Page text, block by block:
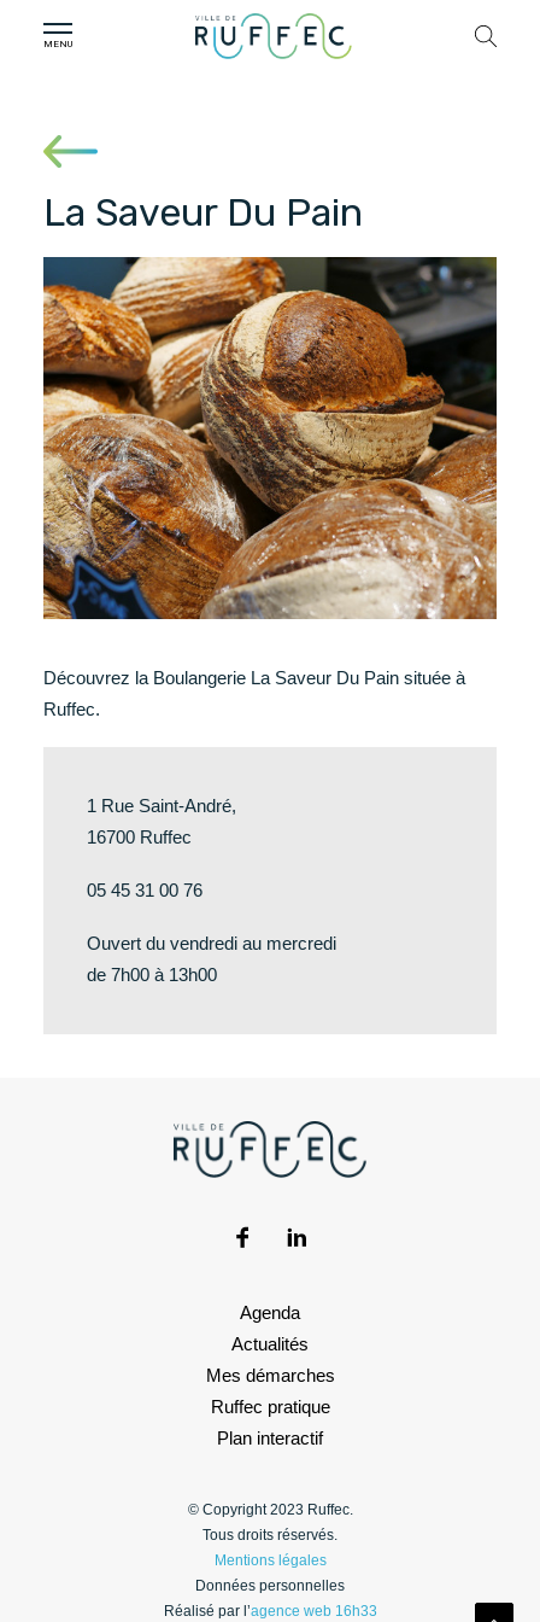
La Saveur Du Pain
Découvrez la Boulangerie La Saveur Du Pain située à
Ruffec.
1 Rue Saint-André,
16700 Ruffec
05 45 31 00 76
Ouvert du vendredi au mercredi
de 7h00 à 13h00
Agenda
Actualités
Mes démarches
Ruffec pratique
Plan interactif
© Copyright 2023 Ruffec.
Tous droits réservés.
Mentions légales
Données personnelles
Réalisé par l’agence web 16h33